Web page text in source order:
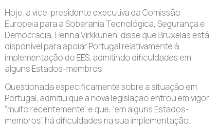
Hoje, a vice-presidente executiva da Comissão
Europeia para a Soberania Tecnológica, Segurança e
Democracia, Henna Virkkunen, disse que Bruxelas está
disponível para apoiar Portugal relativamente à
implementação do EES, admitindo dificuldades em
alguns Estados-membros.
Questionada especificamente sobre a situação em
Portugal, admitiu que a nova legislação entrou em vigor
“muito recentemente” e que, “em alguns Estados-
membros”, há dificuldades na sua implementação.